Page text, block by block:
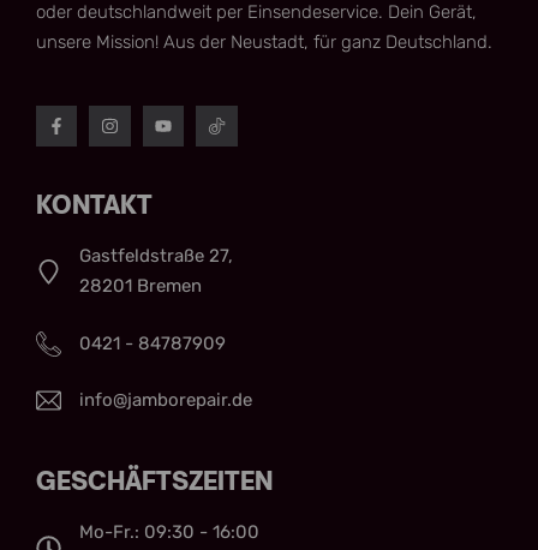
oder deutschlandweit per Einsendeservice. Dein Gerät,
unsere Mission! Aus der Neustadt, für ganz Deutschland.
KONTAKT
Gastfeldstraße 27,
28201 Bremen
0421 - 84787909
info@jamborepair.de
GESCHÄFTSZEITEN
Mo-Fr.: 09:30 - 16:00